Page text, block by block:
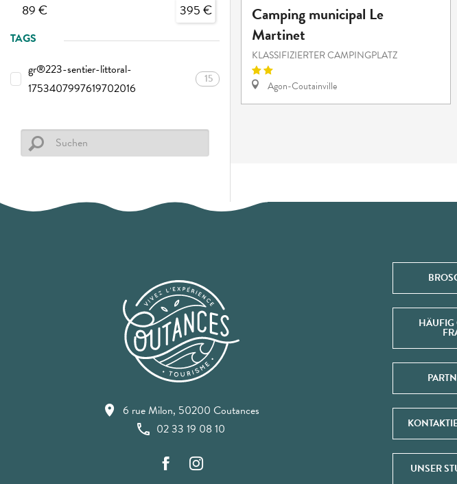
89 € 395 €
TAGS
gr®223-sentier-littoral-
1753407997619702016
15
Camping municipal Le
Martinet
KLASSIFIZIERTER CAMPINGPLATZ
Agon-Coutainville
6 rue Milon, 50200 Coutances
02 33 19 08 10
HÄUFIG
UNSER